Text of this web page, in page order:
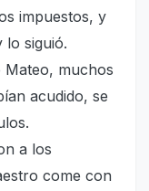
impuestos, y
lo siguió.
Mateo, muchos
acudido, se
a los
come con